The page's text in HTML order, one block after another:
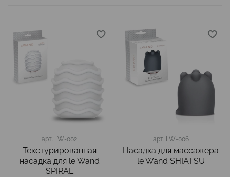
арт. LW-002
Текстурированная
насадка для le Wand
SPIRAL
арт. LW-006
Насадка для массажера
le Wand SHIATSU